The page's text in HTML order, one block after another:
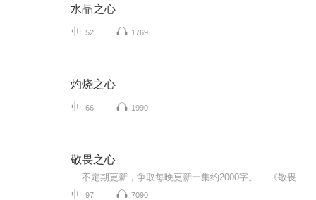
水晶之心
52 1769
灼烧之心
66 1990
敬畏之心
97 7090